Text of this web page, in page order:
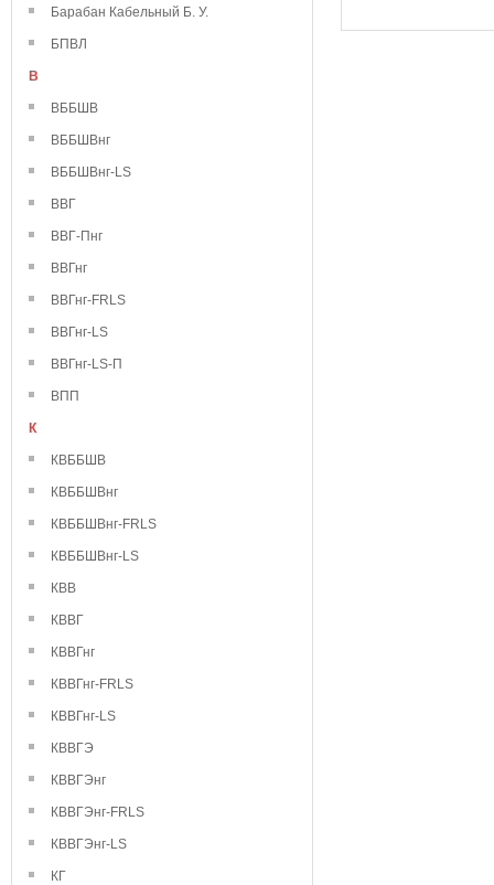
Барабан Кабельный Б. У.
БПВЛ
В
ВББШВ
ВББШВнг
ВББШВнг-LS
ВВГ
ВВГ-Пнг
ВВГнг
ВВГнг-FRLS
ВВГнг-LS
ВВГнг-LS-П
ВПП
К
КВББШВ
КВББШВнг
КВББШВнг-FRLS
КВББШВнг-LS
КВВ
КВВГ
КВВГнг
КВВГнг-FRLS
КВВГнг-LS
КВВГЭ
КВВГЭнг
КВВГЭнг-FRLS
КВВГЭнг-LS
КГ